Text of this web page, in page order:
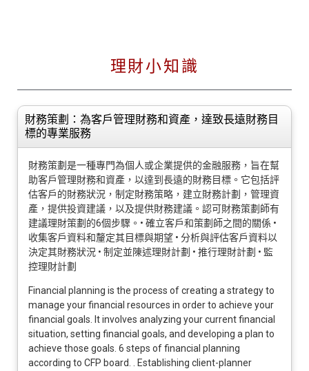
理財小知識
財務策劃：為客戶管理財務和資產，達致長遠財務目
標的專業服務
財務策劃是一種專門為個人或企業提供的金融服務，旨在幫
助客戶管理財務和資產，以達到長遠的財務目標。它包括評
估客戶的財務狀況，制定財務策略，建立財務計劃，管理資
產，提供投資建議，以及提供財務建議。認可財務策劃師有
建議理財策劃的6個步驟。• 確立客戶和策劃師之間的關係 •
收集客戶資料和釐定其目標與期望 • 分析與評估客戶資料以
決定其財務狀況 • 制定並陳述理財計劃 • 推行理財計劃 • 監
控理財計劃
Financial planning is the process of creating a strategy to
manage your financial resources in order to achieve your
financial goals. It involves analyzing your current financial
situation, setting financial goals, and developing a plan to
achieve those goals. 6 steps of financial planning
according to CFP board. . Establishing client-planner